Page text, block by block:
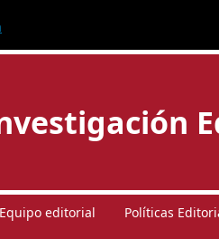
Equipo editorial Políticas